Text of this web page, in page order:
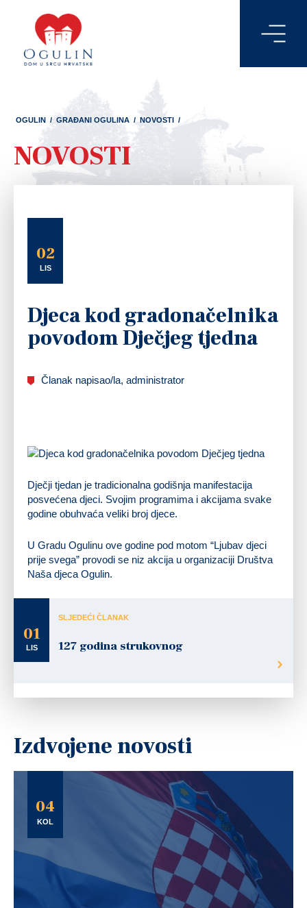
OGULIN / GRAĐANI OGULINA / NOVOSTI /
NOVOSTI
02
LIS
Djeca kod gradonačelnika
povodom Dječjeg tjedna
Članak napisao/la, administrator
Dječji tjedan je tradicionalna godišnja manifestacija
posvećena djeci. Svojim programima i akcijama svake
godine obuhvaća veliki broj djece.
U Gradu Ogulinu ove godine pod motom “Ljubav djeci
prije svega” provodi se niz akcija u organizaciji Društva
Naša djeca Ogulin.
01
LIS
SLJEDEĆI ČLANAK
127 godina strukovnog
Izdvojene novosti
04
KOL